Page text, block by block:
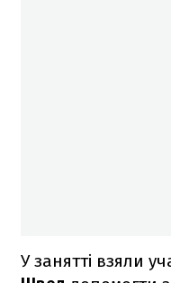
У занятті взяли